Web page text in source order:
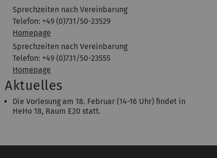
Sprechzeiten nach Vereinbarung
Telefon: +49 (0)731/50-23529
Homepage
Sprechzeiten nach Vereinbarung
Telefon: +49 (0)731/50-23555
Homepage
Aktuelles
Die Vorlesung am 18. Februar (14-16 Uhr) findet in
HeHo 18, Raum E20 statt.